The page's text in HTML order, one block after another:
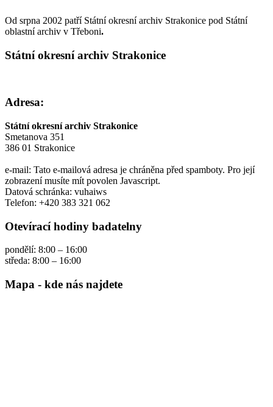
Od srpna 2002 patří Státní okresní archiv Strakonice pod Státní
oblastní archiv v Třeboni.
Státní okresní archiv Strakonice
Adresa:
Státní okresní archiv Strakonice
Smetanova 351
386 01 Strakonice
e-mail: Tato e-mailová adresa je chráněna před spamboty. Pro její
zobrazení musíte mít povolen Javascript.
Datová schránka: vuhaiws
Telefon: +420 383 321 062
Otevírací hodiny badatelny
pondělí: 8:00 – 16:00
středa: 8:00 – 16:00
Mapa - kde nás najdete